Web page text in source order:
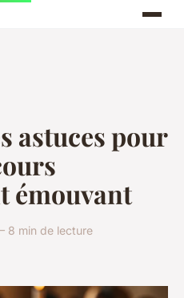
astuces pour
émouvant
8 min de lecture